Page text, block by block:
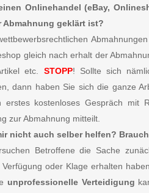
Onlinehandel (eBay,
Abmahnung geklärt ist?
gleich nach erhalt der
etc. STOPP! Sollte sich
dann haben Sie sich die ganze
kostenloses Gespräch mit
zur Abmahnung mitteilt.
nicht auch selber helfen?
Betroffene die Sache
Verfügung oder Klage erhalten
unprofessionelle Verteidigung